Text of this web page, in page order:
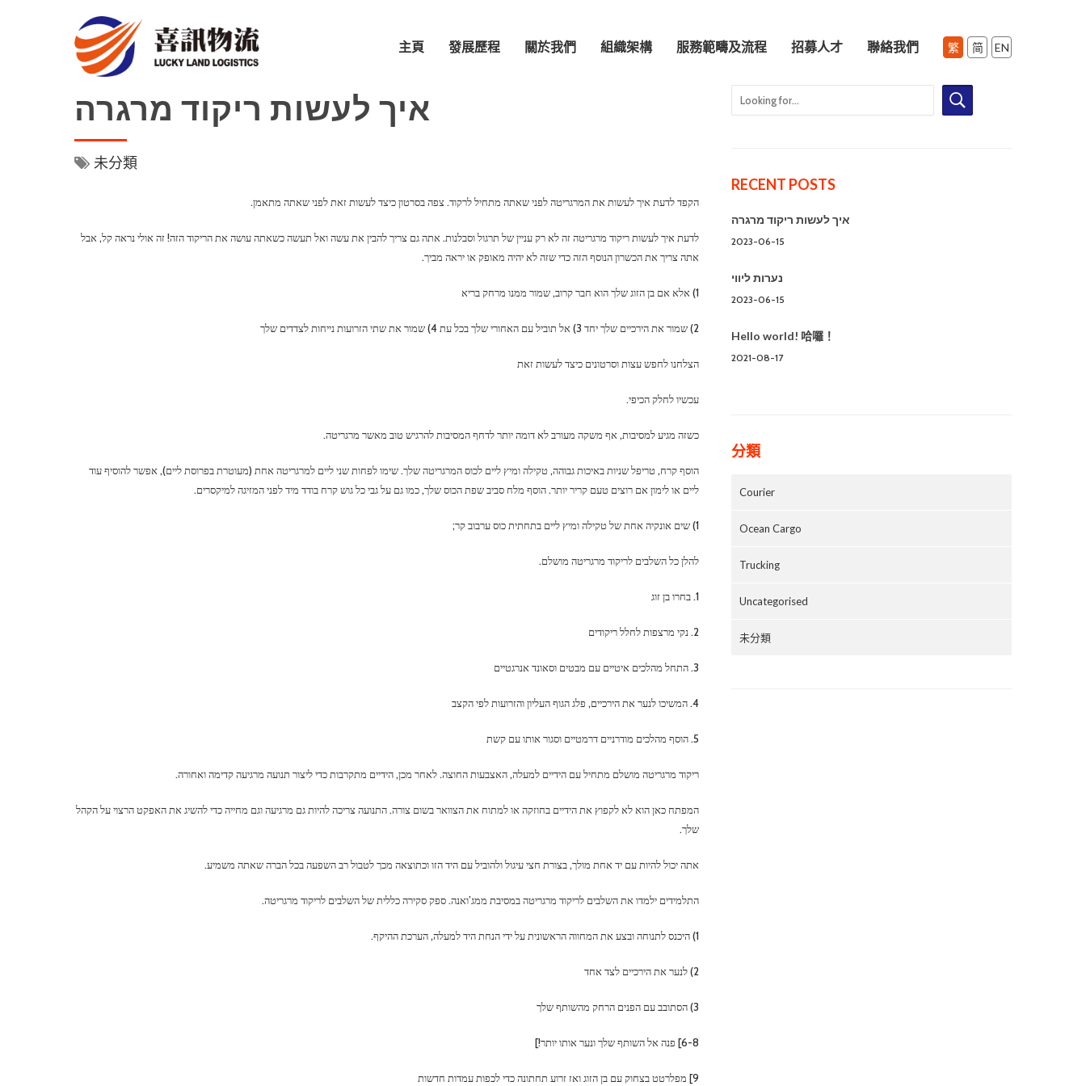
主頁 發展歷程 關於我們 組織架構 服務範疇及流程 招募⼈才 聯絡我們
איך לעשות ריקוד מרגרה
未分類
הקפד לדעת איך לעשות את המרגריטה לפני שאתה מתחיל לרקוד. צפה בסרטון כיצד לעשות זאת לפני שאתה מתאמן.
לדעת איך לעשות ריקוד מרגריטה זה לא רק עניין של תרגול וסבלנות. אתה גם צריך להבין את עשה ואל תעשה כשאתה עושה את הריקוד הזה! זה אולי נראה קל, אבל
אתה צריך את הכשרון הנוסף הזה כדי שזה לא יהיה מאופק או יראה מביך.
1) אלא אם בן הזוג שלך הוא חבר קרוב, שמור ממנו מרחק בריא
2) שמור את הירכיים שלך יחד 3) אל תוביל עם האחורי שלך בכל עת 4) שמור את שתי הזרועות נייחות לצדדים שלך
הצלחנו לחפש עצות וסרטונים כיצד לעשות זאת
עכשיו לחלק הכיפי.
כשזה מגיע למסיבות, אף משקה מעורב לא דומה יותר לדחף המסיבות להרגיש טוב מאשר מרגריטה.
הוסף קרח, טריפל שניות באיכות גבוהה, טקילה ומיץ ליים לכוס המרגריטה שלך. שימו לפחות שני ליים למרגריטה אחת (מעוטרת בפרוסת ליים), אפשר להוסיף עוד
ליים או לימון אם רוצים טעם קריר יותר. הוסף מלח סביב שפת הכוס שלך, כמו גם על גבי כל גוש קרח בודד מיד לפני המזיגה למיקסרים.
1) שים אונקיה אחת של טקילה ומיץ ליים בתחתית כוס ערבוב קר;
להלן כל השלבים לריקוד מרגריטה מושלם.
1. בחרו בן זוג
2. נקי מרצפות לחלל ריקודים
3. התחל מהלכים איטיים עם מבטים וסאונד אנרגטיים
4. המשיכו לנער את הירכיים, פלג הגוף העליון והזרועות לפי הקצב
5. הוסף מהלכים מודרניים דרמטיים וסגור אותו עם קשת
ריקוד מרגריטה מושלם מתחיל עם הידיים למעלה, האצבעות החוצה. לאחר מכן, הידיים מתקרבות כדי ליצור תנועה מרגיעה קדימה ואחורה.
המפתח כאן הוא לא לקפוץ את הידיים בחוזקה או למתוח את הצוואר בשום צורה. התנועה צריכה להיות גם מרגיעה וגם מחייה כדי להשיג את האפקט הרצוי על הקהל
שלך.
אתה יכול להיות עם יד אחת מולך, בצורת חצי עיגול ולהוביל עם היד הזו וכתוצאה מכך לטבול רב השפעה בכל הברה שאתה משמיע.
התלמידים ילמדו את השלבים לריקוד מרגריטה במסיבת ממג’ואנה. ספק סקירה כללית של השלבים לריקוד מרגריטה.
1) היכנס לתנוחה ובצע את המחווה הראשונית על ידי הנחת היד למעלה, הערכת ההיקף.
2) לנער את הירכיים לצד אחד
3) הסתובב עם הפנים הרחק מהשותף שלך
6-8] פנה אל השותף שלך ונער אותו יותר!]
9] מפלרטט בצחוק עם בן הזוג ואז זרוע תחתונה כדי לכפות עמדות חדשות
RECENT POSTS
איך לעשות ריקוד מרגרה
2023-06-15
נערות ליווי
2023-06-15
Hello world! 哈囉！
2021-08-17
分類
Courier
Ocean Cargo
Trucking
Uncategorised
未分類